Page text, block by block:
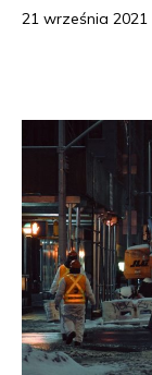
21 września 2021